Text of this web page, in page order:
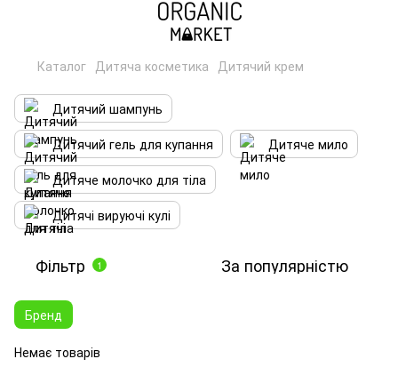
Каталог Дитяча косметика Дитячий крем
Дитячий шампунь
Дитячий гель для купання
Дитяче мило
Дитяче молочко для тіла
Дитячі вируючі кулі
Фільтр 1 За популярністю
Бренд
Немає товарів